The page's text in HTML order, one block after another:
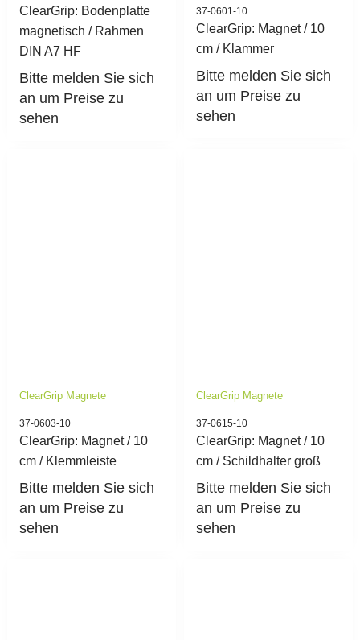
ClearGrip: Bodenplatte
magnetisch / Rahmen
DIN A7 HF
Bitte melden Sie sich
an um Preise zu
sehen
37-0601-10
ClearGrip: Magnet / 10
cm / Klammer
Bitte melden Sie sich
an um Preise zu
sehen
ClearGrip Magnete
37-0603-10
ClearGrip: Magnet / 10
cm / Klemmleiste
Bitte melden Sie sich
an um Preise zu
sehen
ClearGrip Magnete
37-0615-10
ClearGrip: Magnet / 10
cm / Schildhalter groß
Bitte melden Sie sich
an um Preise zu
sehen